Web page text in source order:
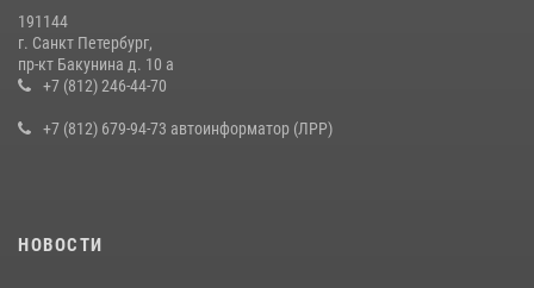
191144
г. Санкт Петербург,
пр-кт Бакунина д. 10 а
+7 (812) 246-44-70
+7 (812) 679-94-73 автоинформатор (ЛРР)
НОВОСТИ